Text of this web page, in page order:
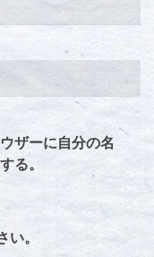
ザーに自分の名
る。
い。